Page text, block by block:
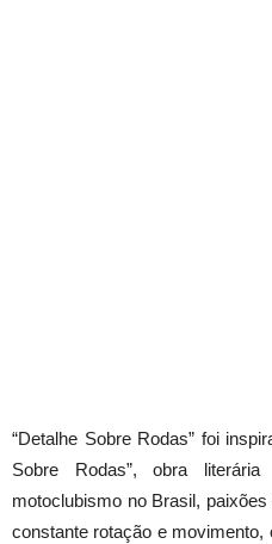
“Detalhe Sobre Rodas” foi
Sobre Rodas”, obra
motoclubismo no Brasil,
constante rotação e